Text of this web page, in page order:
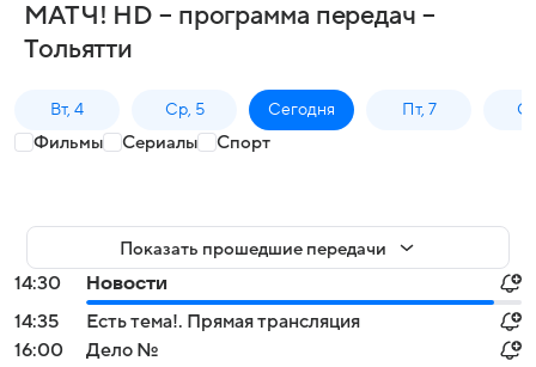
МАТЧ! HD – программа передач –
Тольятти
Вт, 4 Ср, 5 Сегодня Пт, 7
Фильмы Сериалы Спорт
Показать прошедшие передачи
14:30
Новости
14:35
Есть тема!. Прямая трансляция
16:00
Дело №